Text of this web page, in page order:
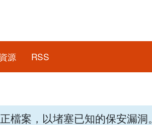
資源 RSS
檔案，以堵塞已知的保安漏洞。